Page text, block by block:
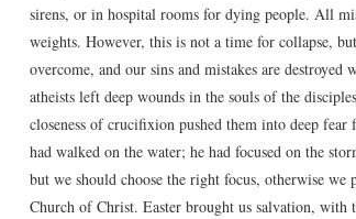
sirens, or in hospital rooms for dying people. All
weights. However, this is not a time for collapse,
overcome, and our sins and mistakes are
atheists left deep wounds in the souls of the
closeness of crucifixion pushed them into deep
had walked on the water; he had focused on the
but we should choose the right focus, otherwise
Church of Christ. Easter brought us salvation,